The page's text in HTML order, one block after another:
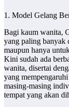
1. Model Gelang
Bagi kaum wanita,
yang paling banyak
maupun hanya
Kini sudah ada
wanita, disertai
yang
masing-masing
tempat yang akan